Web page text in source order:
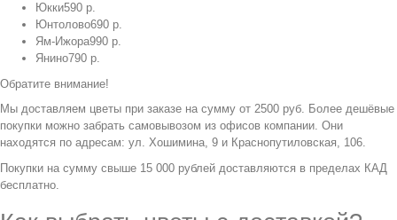
Юкки590 р.
Юнтолово690 р.
Ям-Ижора990 р.
Янино790 р.
Обратите внимание!
Мы доставляем цветы при заказе на сумму от 2500 руб. Более дешёвые
покупки можно забрать самовывозом из офисов компании. Они
находятся по адресам: ул. Хошимина, 9 и Краснопутиловская, 106.
Покупки на сумму свыше 15 000 рублей доставляются в пределах КАД
бесплатно.